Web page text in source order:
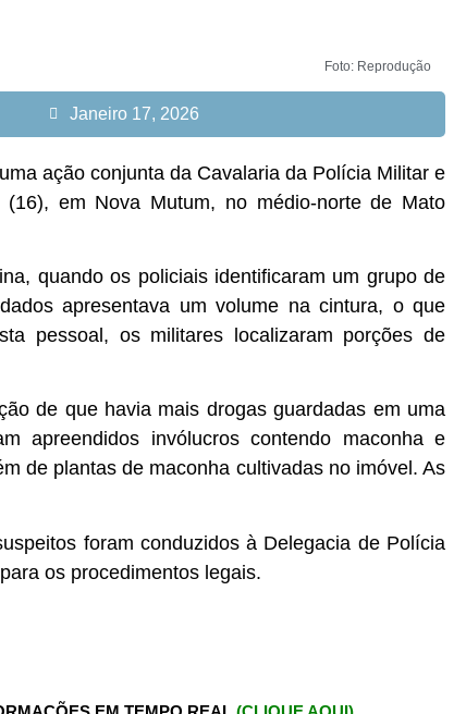
Foto: Reprodução
Janeiro 17, 2026
ação conjunta da Cavalaria da Polícia Militar e
em Nova Mutum, no médio-norte de Mato
quando os policiais identificaram um grupo de
apresentava um volume na cintura, o que
pessoal, os militares localizaram porções de
de que havia mais drogas guardadas em uma
apreendidos invólucros contendo maconha e
de plantas de maconha cultivadas no imóvel. As
foram conduzidos à Delegacia de Polícia
os procedimentos legais.